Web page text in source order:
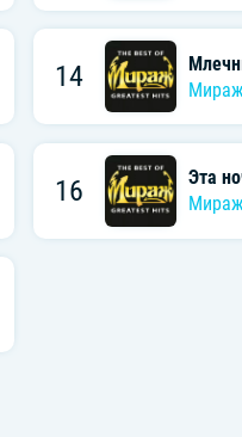
14
Мираж
16
Эта
Мираж